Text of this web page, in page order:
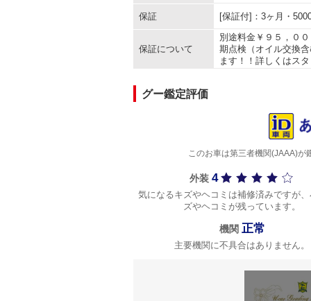
保証 [保証付]：3ヶ月・
保証について
別途料金￥９５，０
期点検（オイル交換
ます！！詳しくはス
グー鑑定評価
このお車は第三者機関(JAAA)
外装 4
気になるキズやヘコミは補修済みですが
ズやヘコミが残っています。
機関 正常
主要機関に不具合はありません。